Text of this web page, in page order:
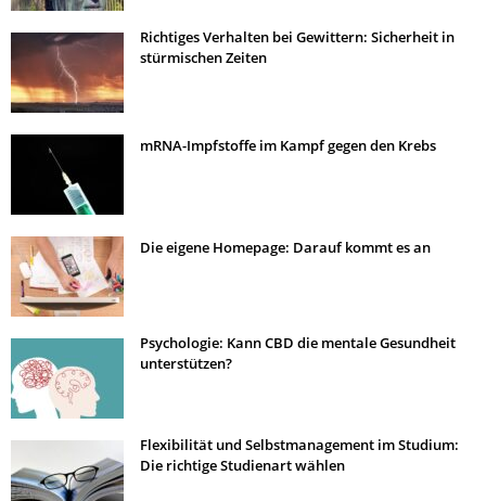
Richtiges Verhalten bei Gewittern: Sicherheit in
stürmischen Zeiten
mRNA-Impfstoffe im Kampf gegen den Krebs
Die eigene Homepage: Darauf kommt es an
Psychologie: Kann CBD die mentale Gesundheit
unterstützen?
Flexibilität und Selbstmanagement im Studium:
Die richtige Studienart wählen